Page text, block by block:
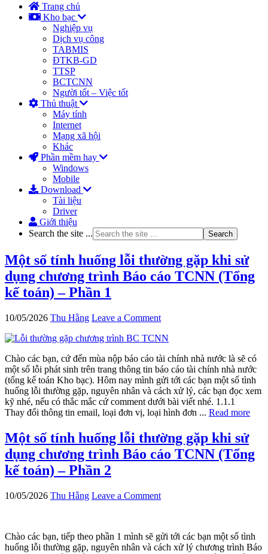
Trang chủ
Kho bạc
Nghiệp vụ
Dịch vụ công
TABMIS
ĐTKB-GD
TTSP
BCTCNN
Người tốt – Việc tốt
Thủ thuật
Máy tính
Internet
Mạng xã hội
Khác
Phần mềm hay
Windows
Mobile
Download
Tài liệu
Driver
Giới thiệu
Search the site ...
Một số tính huống lỗi thường gặp khi sử
dụng chương trình Báo cáo TCNN (Tổng
kế toán) – Phần 1
10/05/2026 Thu Hằng Leave a Comment
Chào các bạn, cứ đến mùa nộp báo cáo tài chính nhà nước là sẽ có
một số lỗi phát sinh trên trang thông tin báo cáo tài chính nhà nước
(tổng kế toán Kho bạc). Hôm nay mình gửi tới các bạn một số tình
huống lỗi thường gặp, nguyên nhân và cách xử lý, các bạn đọc xem
kỹ nhé, nếu có thắc mắc cứ comment dưới bài viết nhé. 1.1.1
Thay đổi thông tin email, loại đơn vị, loại hình đơn ... Read more
Một số tính huống lỗi thường gặp khi sử
dụng chương trình Báo cáo TCNN (Tổng
kế toán) – Phần 2
10/05/2026 Thu Hằng Leave a Comment
Chào các bạn, tiếp theo phần 1 mình sẽ gửi tới các bạn một số tình
huống lỗi thường gặp, nguyên nhân và cách xử lý chương trình Báo